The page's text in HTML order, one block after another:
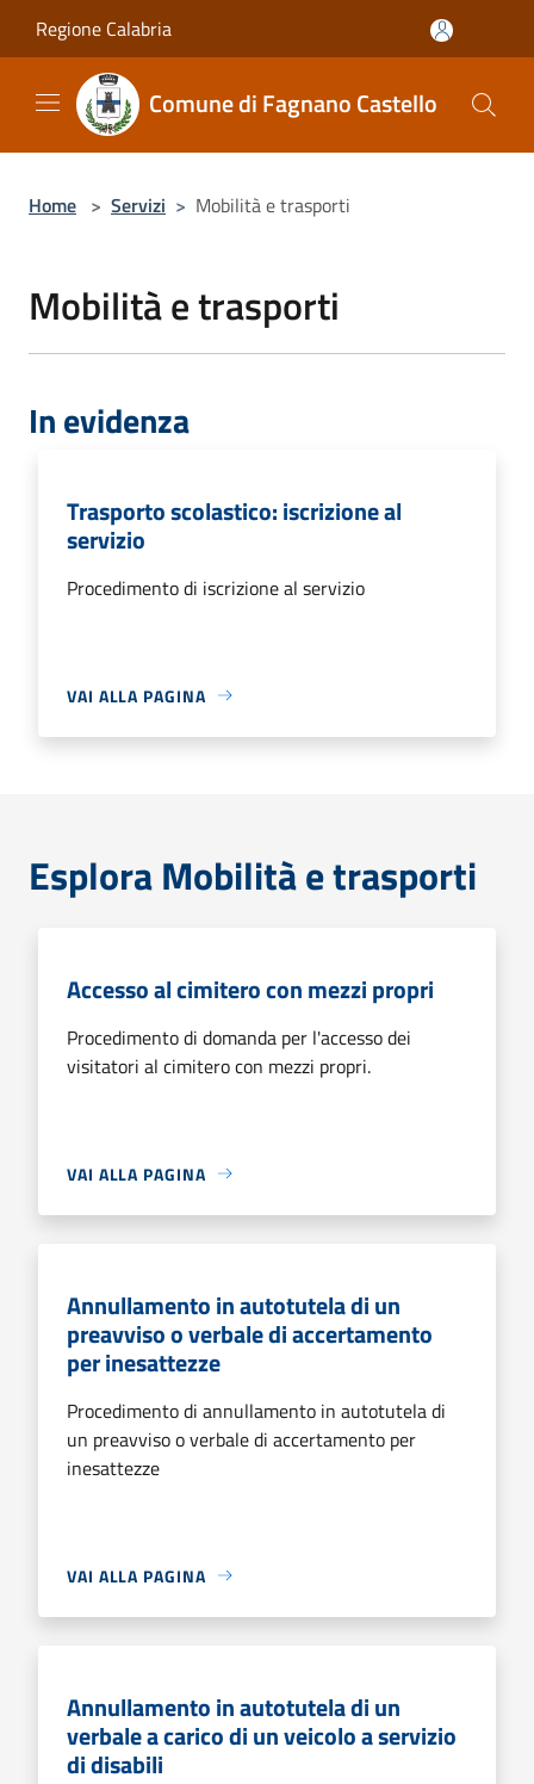
Regione Calabria
Comune di Fagnano Castello
Home > Servizi > Mobilità e trasporti
Mobilità e trasporti
In evidenza
Trasporto scolastico: iscrizione al
servizio
Procedimento di iscrizione al servizio
VAI ALLA PAGINA
Esplora Mobilità e trasporti
Accesso al cimitero con mezzi propri
Procedimento di domanda per l'accesso dei
visitatori al cimitero con mezzi propri.
VAI ALLA PAGINA
Annullamento in autotutela di un
preavviso o verbale di accertamento
per inesattezze
Procedimento di annullamento in autotutela di
un preavviso o verbale di accertamento per
inesattezze
VAI ALLA PAGINA
Annullamento in autotutela di un
verbale a carico di un veicolo a servizio
di disabili